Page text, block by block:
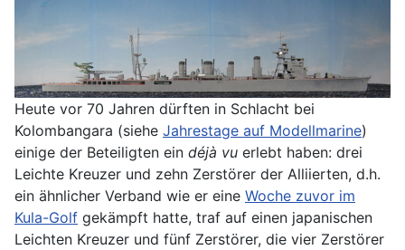
Heute vor 70 Jahren dürften in Schlacht bei
Kolombangara (siehe Jahrestage auf Modellmarine)
einige der Beteiligten ein déjà vu erlebt haben: drei
Leichte Kreuzer und zehn Zerstörer der Alliierten, d.h.
ein ähnlicher Verband wie er eine Woche zuvor im
Kula-Golf gekämpft hatte, traf auf einen japanischen
Leichten Kreuzer und fünf Zerstörer, die vier Zerstörer